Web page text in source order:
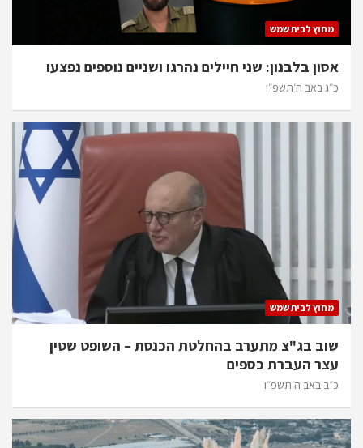
מחוץ לבית שמש
אסון בלבנון: שני חיילים נהרגו ושניים נוספים נפצעו
כ״ג באב ה׳תשפ״ו
מחוץ לבית שמש
שוב בג"צ מתערב בהחלטת הכנסת – השופט שטין
עצר העברת כספים
כ״ב באב ה׳תשפ״ו